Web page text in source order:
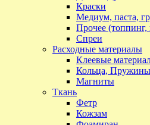
Краски
Медиум, паста,
Прочее (топпинг,
Спреи
Расходные материалы
Клеевые
Кольца, Пружины
Магниты
Ткань
Фетр
Кожзам